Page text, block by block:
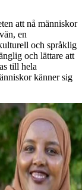
att nå människor
en
och språklig
och lättare att
till hela
känner sig